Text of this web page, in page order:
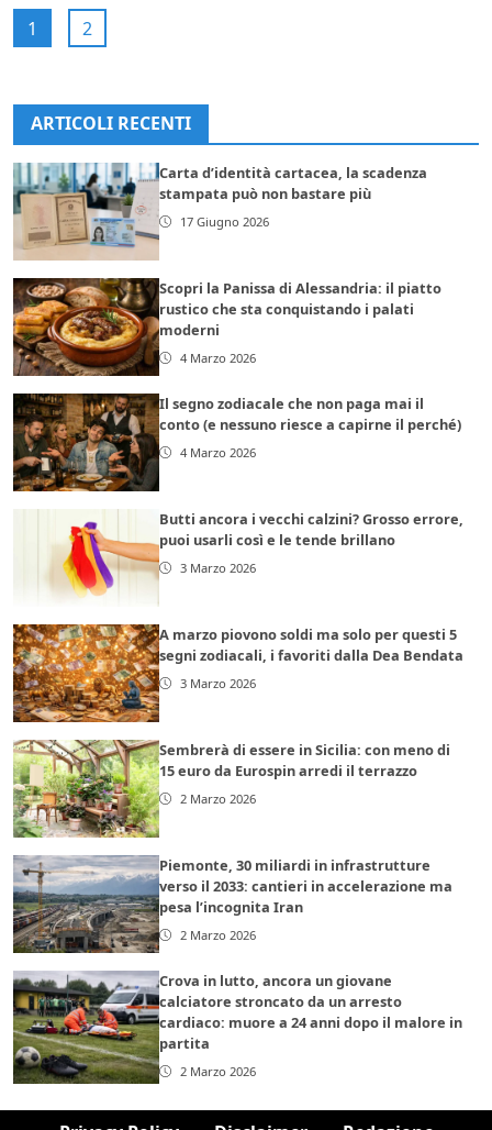
1 2
ARTICOLI RECENTI
Carta d’identità cartacea, la scadenza
stampata può non bastare più
17 Giugno 2026
Scopri la Panissa di Alessandria: il piatto
rustico che sta conquistando i palati
moderni
4 Marzo 2026
Il segno zodiacale che non paga mai il
conto (e nessuno riesce a capirne il perché)
4 Marzo 2026
Butti ancora i vecchi calzini? Grosso errore,
puoi usarli così e le tende brillano
3 Marzo 2026
A marzo piovono soldi ma solo per questi 5
segni zodiacali, i favoriti dalla Dea Bendata
3 Marzo 2026
Sembrerà di essere in Sicilia: con meno di
15 euro da Eurospin arredi il terrazzo
2 Marzo 2026
Piemonte, 30 miliardi in infrastrutture
verso il 2033: cantieri in accelerazione ma
pesa l’incognita Iran
2 Marzo 2026
Crova in lutto, ancora un giovane
calciatore stroncato da un arresto
cardiaco: muore a 24 anni dopo il malore in
partita
2 Marzo 2026